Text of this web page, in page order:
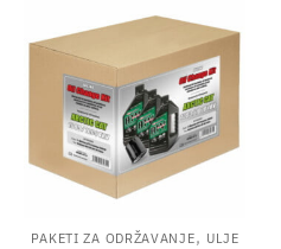
PAKETI ZA ODRŽAVANJE, ULJE